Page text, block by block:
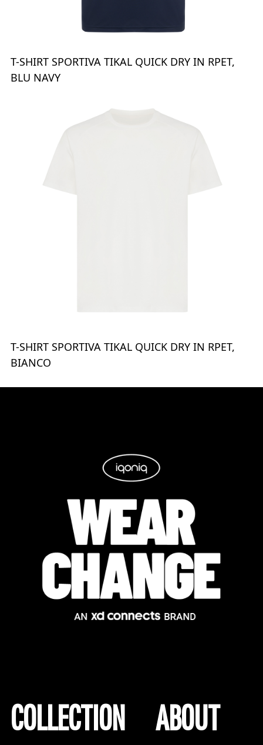
T-SHIRT SPORTIVA TIKAL QUICK DRY IN RPET,
BLU NAVY
T-SHIRT SPORTIVA TIKAL QUICK DRY IN RPET,
BIANCO
COLLECTION ABOUT